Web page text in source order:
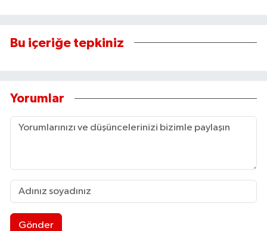
Bu içeriğe tepkiniz
Yorumlar
Gönder